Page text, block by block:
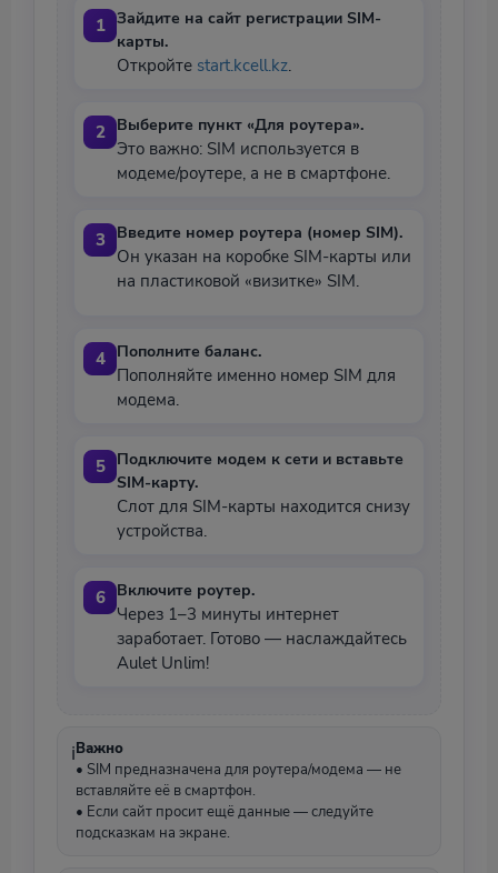
Зайдите на сайт регистрации SIM-
карты.
Откройте start.kcell.kz.
Выберите пункт «Для роутера».
Это важно: SIM используется в
модеме/роутере, а не в смартфоне.
Введите номер роутера (номер SIM).
Он указан на коробке SIM-карты или
на пластиковой «визитке» SIM.
Пополните баланс.
Пополняйте именно номер SIM для
модема.
Подключите модем к сети и вставьте
SIM-карту.
Слот для SIM-карты находится снизу
устройства.
Включите роутер.
Через 1–3 минуты интернет
заработает. Готово — наслаждайтесь
Aulet Unlim!
Важно
• SIM предназначена для роутера/модема — не
вставляйте её в смартфон.
• Если сайт просит ещё данные — следуйте
подсказкам на экране.